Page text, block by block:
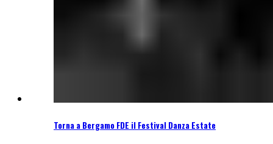
Torna a Bergamo FDE il Festival Danza Estate